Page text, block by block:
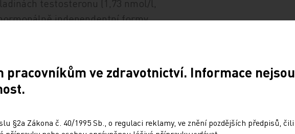
testosteronu (1,73 nmol/l,
independentní formy.
aplikace bisfosfonátů,
karcinomem (HICaP) prodloužit
zabránit nedokáže.
pracovníkům ve zdravotnictví. Informace nejsou
§2a Zákona č. 40/1995 Sb., o regulaci reklamy, ve znění pozdějších předpisů, čili